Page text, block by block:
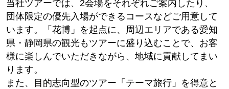
当社ツアーでは、2会場をそれぞれご案内したり、
団体限定の優先入場ができるコースなどご用意して
います。「花博」を起点に、周辺エリアである愛知
県・静岡県の観光もツアーに盛り込むことで、お客
様に楽しんでいただきながら、地域に貢献してまい
ります。
また、目的志向型のツアー「テーマ旅行」を得意と